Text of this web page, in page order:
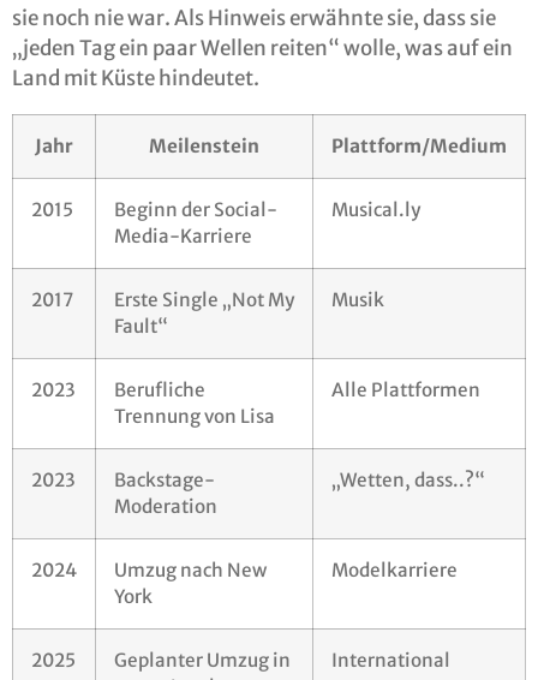
sie noch nie war. Als Hinweis erwähnte sie, dass sie
„jeden Tag ein paar Wellen reiten“ wolle, was auf ein
Land mit Küste hindeutet.
Jahr Meilenstein Plattform/Medium
2015
Beginn der Social-
Media-Karriere
Musical.ly
2017
Erste Single „Not My
Fault“
Musik
2023
Berufliche
Trennung von Lisa
Alle Plattformen
2023
Backstage-
Moderation
„Wetten, dass..?“
2024
Umzug nach New
York
Modelkarriere
2025
Geplanter Umzug in
International